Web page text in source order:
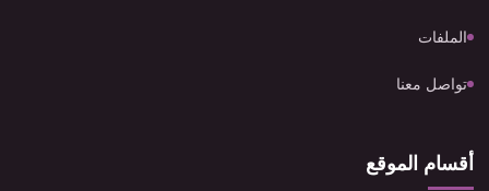
الملفات
تواصل معنا
أقسام الموقع